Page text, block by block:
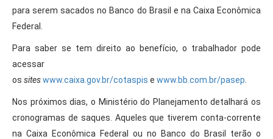
para serem sacados no Banco do Brasil e na Caixa Econômica
Federal.
Para saber se tem direito ao benefício, o trabalhador pode
acessar
os siteswww.caixa.gov.br/cotaspis e www.bb.com.br/pasep
Nos próximos dias, o Ministério do Planejamento detalhará os
cronogramas de saques. Aqueles que tiverem conta-corrente
na Caixa Econômica Federal ou no Banco do Brasil terão o